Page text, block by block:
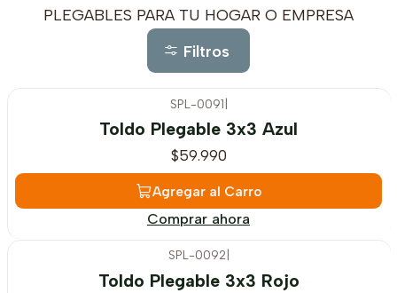
PLEGABLES PARA TU HOGAR O EMPRESA
Filtros
SPL-0091|
Toldo Plegable 3x3 Azul
$59.990
Agregar al Carro
Comprar ahora
SPL-0092|
Toldo Plegable 3x3 Rojo